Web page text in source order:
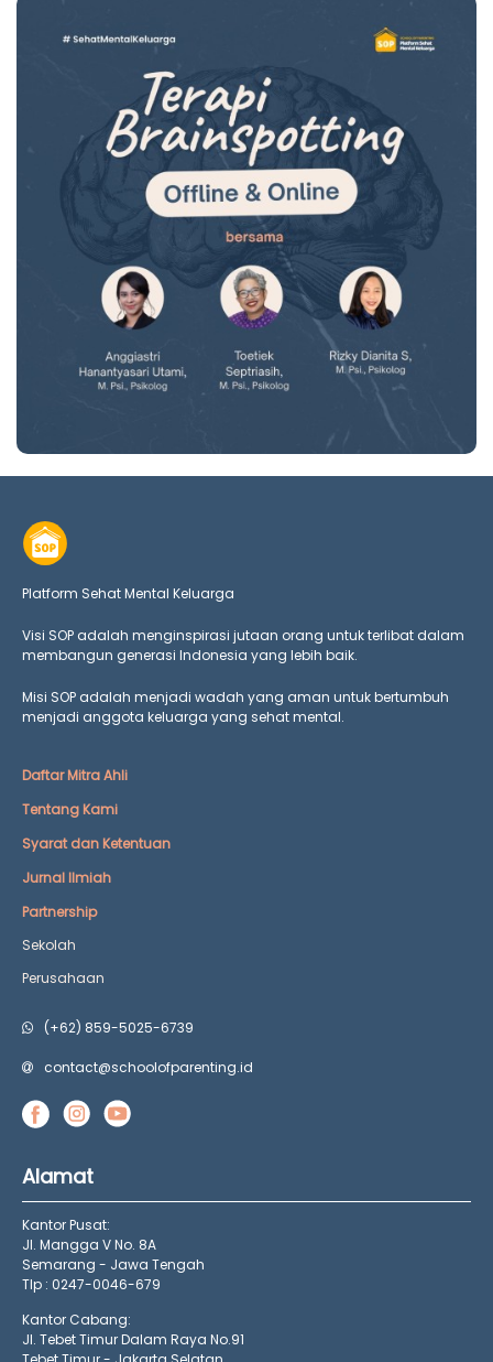
Platform Sehat Mental Keluarga
Visi SOP adalah menginspirasi jutaan orang untuk terlibat dalam
membangun generasi Indonesia yang lebih baik.
Misi SOP adalah menjadi wadah yang aman untuk bertumbuh
menjadi anggota keluarga yang sehat mental.
Daftar Mitra Ahli
Tentang Kami
Syarat dan Ketentuan
Jurnal Ilmiah
Partnership
Sekolah
Perusahaan
(+62) 859-5025-6739
contact@schoolofparenting.id
Alamat
Kantor Pusat:
Jl. Mangga V No. 8A
Semarang - Jawa Tengah
Tlp : 0247-0046-679
Kantor Cabang:
Jl. Tebet Timur Dalam Raya No.91